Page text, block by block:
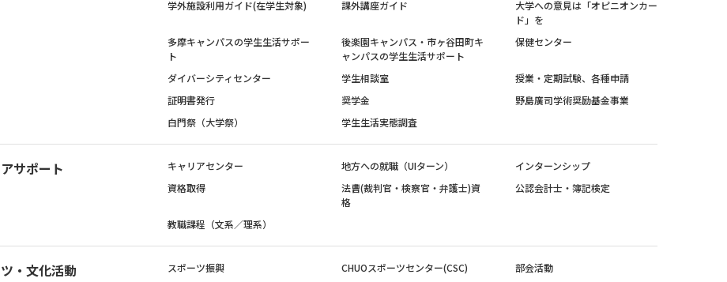
学外施設利用ガイド(在学生対象)
課外講座ガイド
大学への意見は「オピニオンカー
ド」を
多摩キャンパスの学生生活サポー
ト
後楽園キャンパス・市ヶ谷田町キ
ャンパスの学生生活サポート
保健センター
ダイバーシティセンター 学生相談室
授業・定期試験、各種申請
証明書発行
奨学金
野島廣司学術奨励基金事業
白門祭（大学祭）
学生生活実態調査
サポート キャリアセンター 地方への就職（UIターン）
インターンシップ
資格取得
法曹(裁判官・検察官・弁護士)資
格
公認会計士・簿記検定
教職課程（文系／理系）
・文化活動 スポーツ振興 CHUOスポーツセンター(CSC)
部会活動